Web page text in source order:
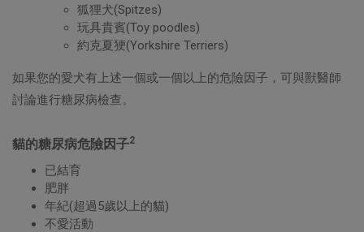
狐狸犬(Spitzes)
玩具貴賓(Toy poodles)
約克夏㹴(Yorkshire Terriers)
如果您的愛犬有上述一個或一個以上的危險因子，可與獸醫師
討論進行糖尿病檢查。
貓的糖尿病危險因子2
已結育
肥胖
年紀(超過5歲以上的貓)
不愛活動